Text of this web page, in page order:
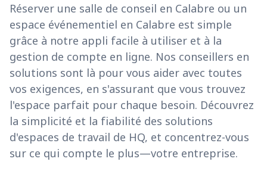
Réserver une salle de conseil en Calabre ou un
espace événementiel en Calabre est simple
grâce à notre appli facile à utiliser et à la
gestion de compte en ligne. Nos conseillers en
solutions sont là pour vous aider avec toutes
vos exigences, en s'assurant que vous trouvez
l'espace parfait pour chaque besoin. Découvrez
la simplicité et la fiabilité des solutions
d'espaces de travail de HQ, et concentrez-vous
sur ce qui compte le plus—votre entreprise.